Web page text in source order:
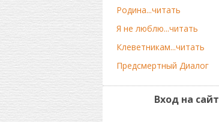
Родина...читать
Я не люблю...читать
Клеветникам...читать
Предсмертный Диалог
Вход на сайт